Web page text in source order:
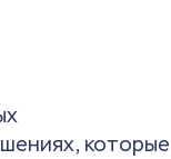
которые